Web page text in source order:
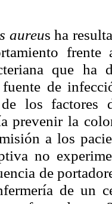
aureus ha
que ha
de
los factores
prevenir la
a los
no
de
de un